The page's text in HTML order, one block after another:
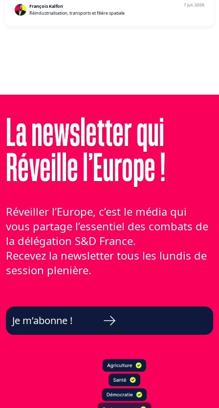
François Kalfon
Réindustrialisation, transports et filière spatiale
7 juil. 2026
La newsletter qui
Réveille l’Europe !
Réveiller l’Europe, c’est le média qui
vous partage l’essentiel des combats de
la délégation S&D France.
Recevez la newsletter tous les lundis de
session plenière.
Je m’abonne !